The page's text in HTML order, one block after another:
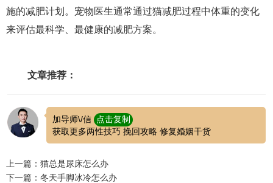
施的减肥计划。宠物医生通常通过猫减肥过程中体重的变化
来评估最科学、最健康的减肥方案。
文章推荐：
加导师\/信 点击复制
获取更多两性技巧 挽回攻略 修复婚姻干货
上一篇：猫总是尿床怎么办
下一篇：冬天手脚冰冷怎么办